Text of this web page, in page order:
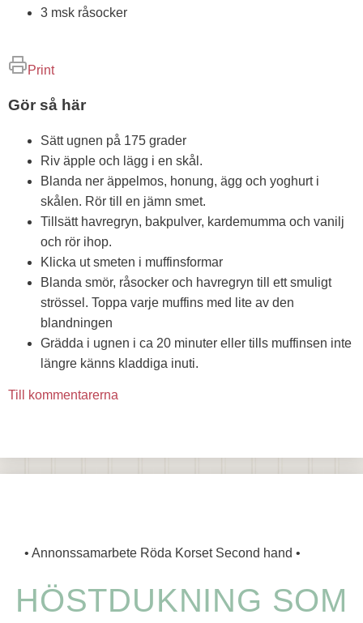
3 msk råsocker
Print
Gör så här
Sätt ugnen på 175 grader
Riv äpple och lägg i en skål.
Blanda ner äppelmos, honung, ägg och yoghurt i
skålen. Rör till en jämn smet.
Tillsätt havregryn, bakpulver, kardemumma och vanilj
och rör ihop.
Klicka ut smeten i muffinsformar
Blanda smör, råsocker och havregryn till ett smuligt
strössel. Toppa varje muffins med lite av den
blandningen
Grädda i ugnen i ca 20 minuter eller tills muffinsen inte
längre känns kladdiga inuti.
Till kommentarerna
• Annonssamarbete Röda Korset Second hand •
HÖSTDUKNING SOM